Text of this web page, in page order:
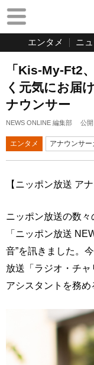
エンタメ ニ
「Kis-My-Ft2
く元気にお届
ナウンサー
NEWS ONLINE 編集部 公開
エンタメ アナウンサー
【ニッポン放送 ア
ニッポン放送の数
「ニッポン放送
音”を訊きました。
放送「ラジオ・チ
アシスタントを務め